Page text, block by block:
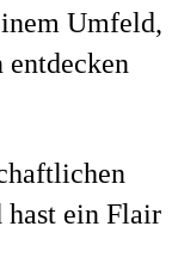
Umfeld,
entdecken
hast ein Flair